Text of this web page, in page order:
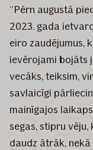
“Pērn augustā
2023. gada
eiro zaudējumus,
ievērojami bojāts
vecāks, teiksim,
savlaicīgi
mainīgajos
segas, stipru vēju,
daudz ātrāk,